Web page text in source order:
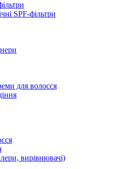
SPF-фільтри
для волосся
вирівнювачі)